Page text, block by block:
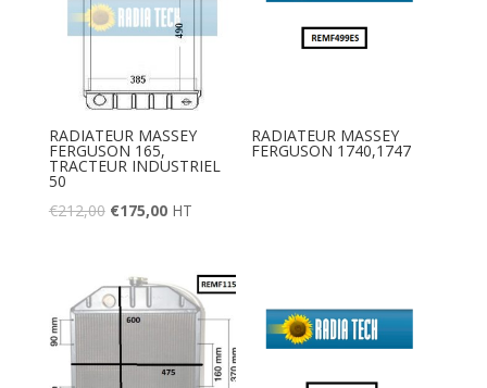
RADIATEUR MASSEY
FERGUSON 165,
TRACTEUR INDUSTRIEL
50
€212,00 €175,00 HT
RADIATEUR MASSEY
FERGUSON 1740,1747